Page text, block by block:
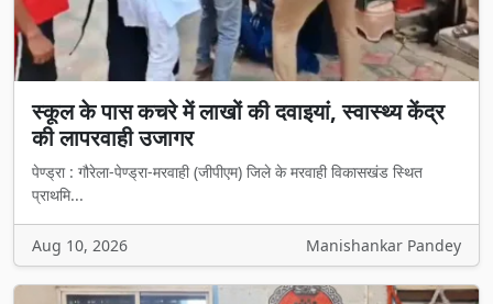
स्कूल के पास कचरे में लाखों की दवाइयां, स्वास्थ्य केंद्र
की लापरवाही उजागर
पेण्ड्रा : गौरेला-पेण्ड्रा-मरवाही (जीपीएम) जिले के मरवाही विकासखंड स्थित
प्राथमि...
Aug 10, 2026 Manishankar Pandey